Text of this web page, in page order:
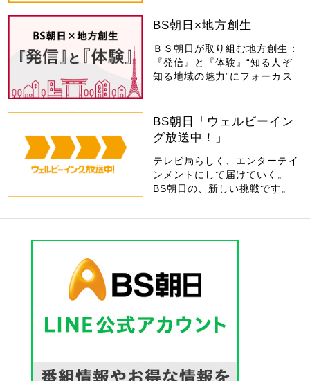
BS朝日×地方創生
ＢＳ朝日が取り組む地方創生：
『発信』と『体験』“知る人ぞ
知る地域の魅力”にフォーカス
BS朝日「ウェルビーイン
グ放送中！」
テレビ局らしく、エンターテイ
ンメントにして届けていく。
BS朝日の、新しい挑戦です。